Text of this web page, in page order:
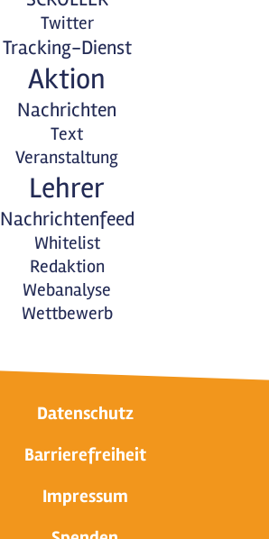
Twitter
Tracking-Dienst
Aktion
Nachrichten
Text
Veranstaltung
Lehrer
Nachrichtenfeed
Whitelist
Redaktion
Webanalyse
Wettbewerb
Datenschutz
Barrierefreiheit
Impressum